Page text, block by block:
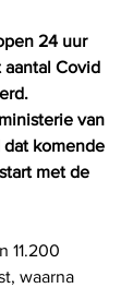
24 uur
Covid
van
komende
met de
11.200
waarna